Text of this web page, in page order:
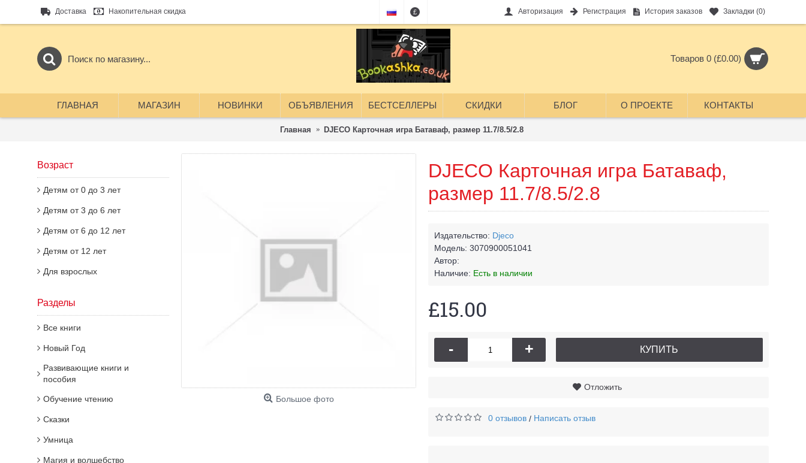
Доставка Накопительная скидка £ Авторизация Регистрация История заказов Закладки (0)
Товаров 0 (£0.00)
ГЛАВНАЯ МАГАЗИН НОВИНКИ ОБЪЯВЛЕНИЯ БЕСТСЕЛЛЕРЫ СКИДКИ БЛОГ О ПРОЕКТЕ КОНТАКТЫ
Главная DJECO Карточная игра Батаваф, размер 11.7/8.5/2.8
Возраст
Детям от 0 до 3 лет
Детям от 3 до 6 лет
Детям от 6 до 12 лет
Детям от 12 лет
Для взрослых
Разделы
Все книги
Новый Год
Развивающие книги и
пособия
Обучение чтению
Сказки
Умница
Магия и волшебство
Большое фото
DJECO Карточная игра Батаваф,
размер 11.7/8.5/2.8
Издательство: Djeco
Модель: 3070900051041
Автор:
Наличие: Есть в наличии
£15.00
- + КУПИТЬ
Отложить
0 отзывов / Написать отзыв